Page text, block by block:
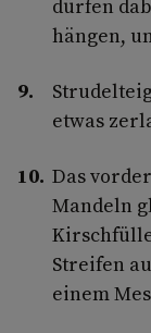
dürfen
hängen,
etwas
Das
Mandeln
Streifen
einem